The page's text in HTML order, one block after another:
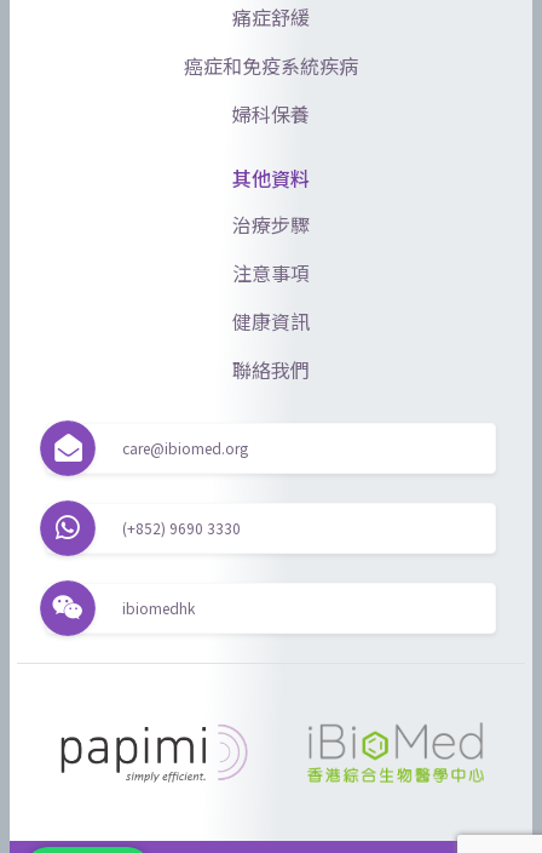
痛症舒緩
癌症和免疫系統疾病
婦科保養
其他資料
治療步驟
注意事項
健康資訊
聯絡我們
care@ibiomed.org
(+852) 9690 3330
ibiomedhk